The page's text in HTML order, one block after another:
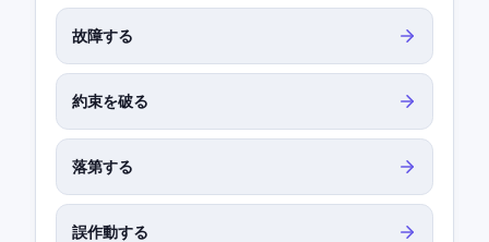
故障する
約束を破る
落第する
誤作動する